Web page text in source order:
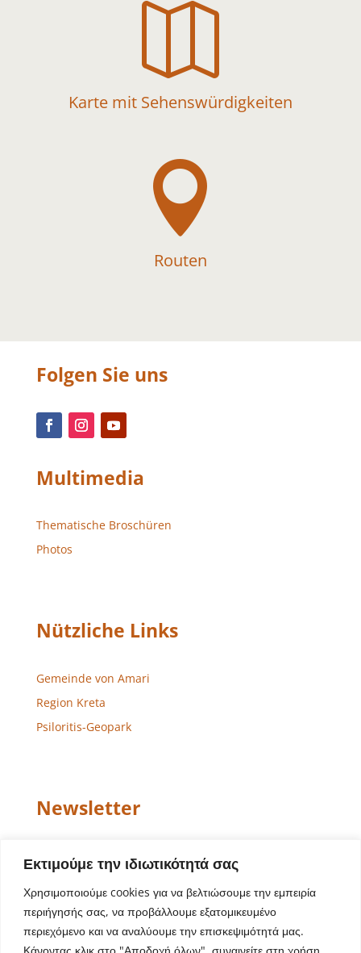
Εκτιμούμε την ιδιωτικότητά σας
Χρησιμοποιούμε cookies για να βελτιώσουμε την εμπειρία
περιήγησής σας, να προβάλλουμε εξατομικευμένο
περιεχόμενο και να αναλύουμε την επισκεψιμότητά μας.
Κάνοντας κλικ στο "Αποδοχή όλων", συναινείτε στη χρήση

Karte mit Sehenswürdigkeiten

Routen
Folgen Sie uns
Multimedia
Thematische Broschüren
Photos
Nützliche Links
Gemeinde von Amari
Region Kreta
Psiloritis-Geopark
Newsletter